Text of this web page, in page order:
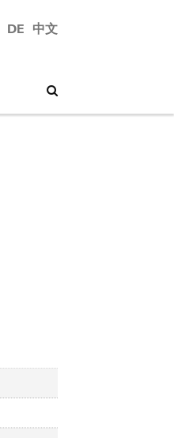
DE 中文